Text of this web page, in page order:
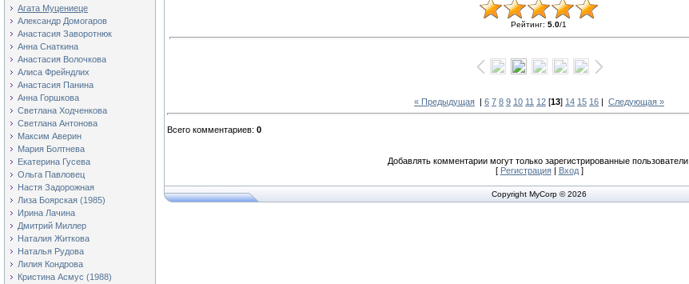
Агата Муцениеце
Александр Домогаров
Анастасия Заворотнюк
Анна Снаткина
Анастасия Волочкова
Алиса Фрейндлих
Анастасия Панина
Анна Горшкова
Светлана Ходченкова
Светлана Антонова
Максим Аверин
Мария Болтнева
Екатерина Гусева
Ольга Павловец
Настя Задорожная
Лиза Боярская (1985)
Ирина Лачина
Дмитрий Миллер
Наталия Житкова
Наталья Рудова
Лилия Кондрова
Кристина Асмус (1988)
Рейтинг: 5.0/1
« Предыдущая | 6 7 8 9 10 11 12 [13] 14 15 16 | Следующая »
Всего комментариев: 0
Добавлять комментарии могут только зарегистрированные пользователи.
[ Регистрация| Вход]
Copyright MyCorp © 2026